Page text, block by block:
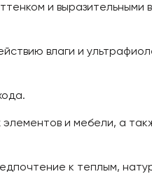
и выразительными
влаги и
и мебели, а
к теплым,